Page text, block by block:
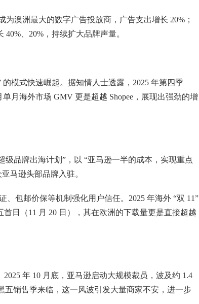
为澳洲最大的数字广告投放商，广告支出增长 20%；
、20%，持续扩大品牌声量。
模式快速崛起。据知情人士透露，2025 年第四季
月海外市场 GMV 更是超越 Shopee，展现出强劲的增
品牌出海计划”，以 “亚马逊一半的成本，实现重点
马逊头部品牌入驻。
、包邮价保等机制强化用户信任。2025 年海外 “双 11”
日（11 月 20 日），其在欧洲的下载量更是直接超越
年 10 月底，亚马逊启动大规模裁员，波及约 1.4
五销售季来临，这一风波引发大量商家不安，进一步